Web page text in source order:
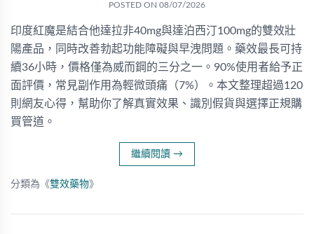
POSTED ON 08/07/2026
印度紅魔是結合他達拉非40mg與達泊西汀100mg的雙效壯
陽產品，同時改善勃起功能障礙與早洩問題。藥效最長可持
續36小時，價格僅為威而鋼的三分之一。90%使用者給予正
面評價，常見副作用為輕微頭痛（7%）。本文整理超過120
則網友心得，幫助你了解真實效果、識別假貨與選擇正規購
買管道。
繼續閱讀 →
分類為《雙效藥物》